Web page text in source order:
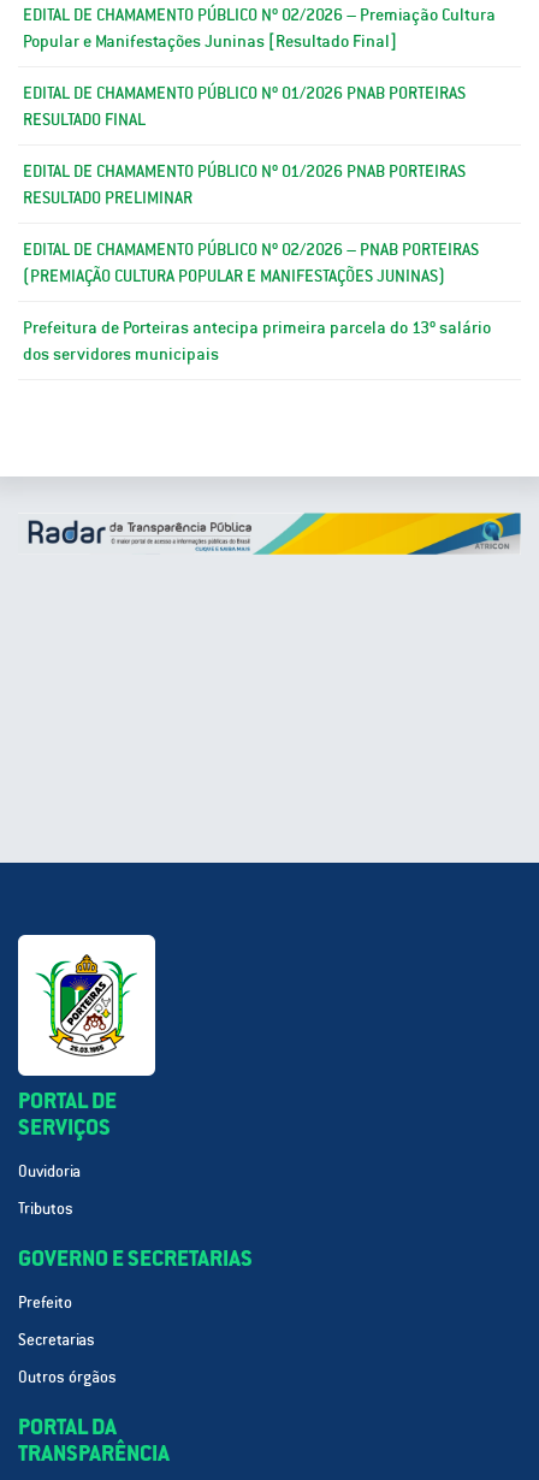
EDITAL DE CHAMAMENTO PÚBLICO Nº 02/2026 – Premiação Cultura
Popular e Manifestações Juninas [Resultado Final]
EDITAL DE CHAMAMENTO PÚBLICO Nº 01/2026 PNAB PORTEIRAS
RESULTADO FINAL
EDITAL DE CHAMAMENTO PÚBLICO Nº 01/2026 PNAB PORTEIRAS
RESULTADO PRELIMINAR
EDITAL DE CHAMAMENTO PÚBLICO Nº 02/2026 – PNAB PORTEIRAS
(PREMIAÇÃO CULTURA POPULAR E MANIFESTAÇÕES JUNINAS)
Prefeitura de Porteiras antecipa primeira parcela do 13º salário
dos servidores municipais
PORTAL DE
SERVIÇOS
Ouvidoria
Tributos
GOVERNO E SECRETARIAS
Prefeito
Secretarias
Outros órgãos
PORTAL DA
TRANSPARÊNCIA